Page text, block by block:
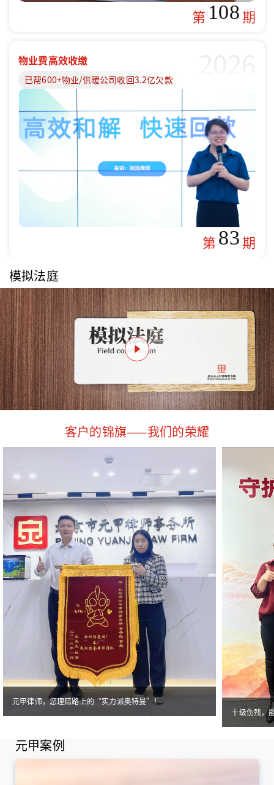
第 108期
物业费高效收缴
已帮600+物业/供暖公司收回3.2亿欠款
第83期
模拟法庭
客户的锦旗——我们的荣耀
元甲律师，您理赔路上的“实力派奥特曼”！
十级伤残，
元甲案例